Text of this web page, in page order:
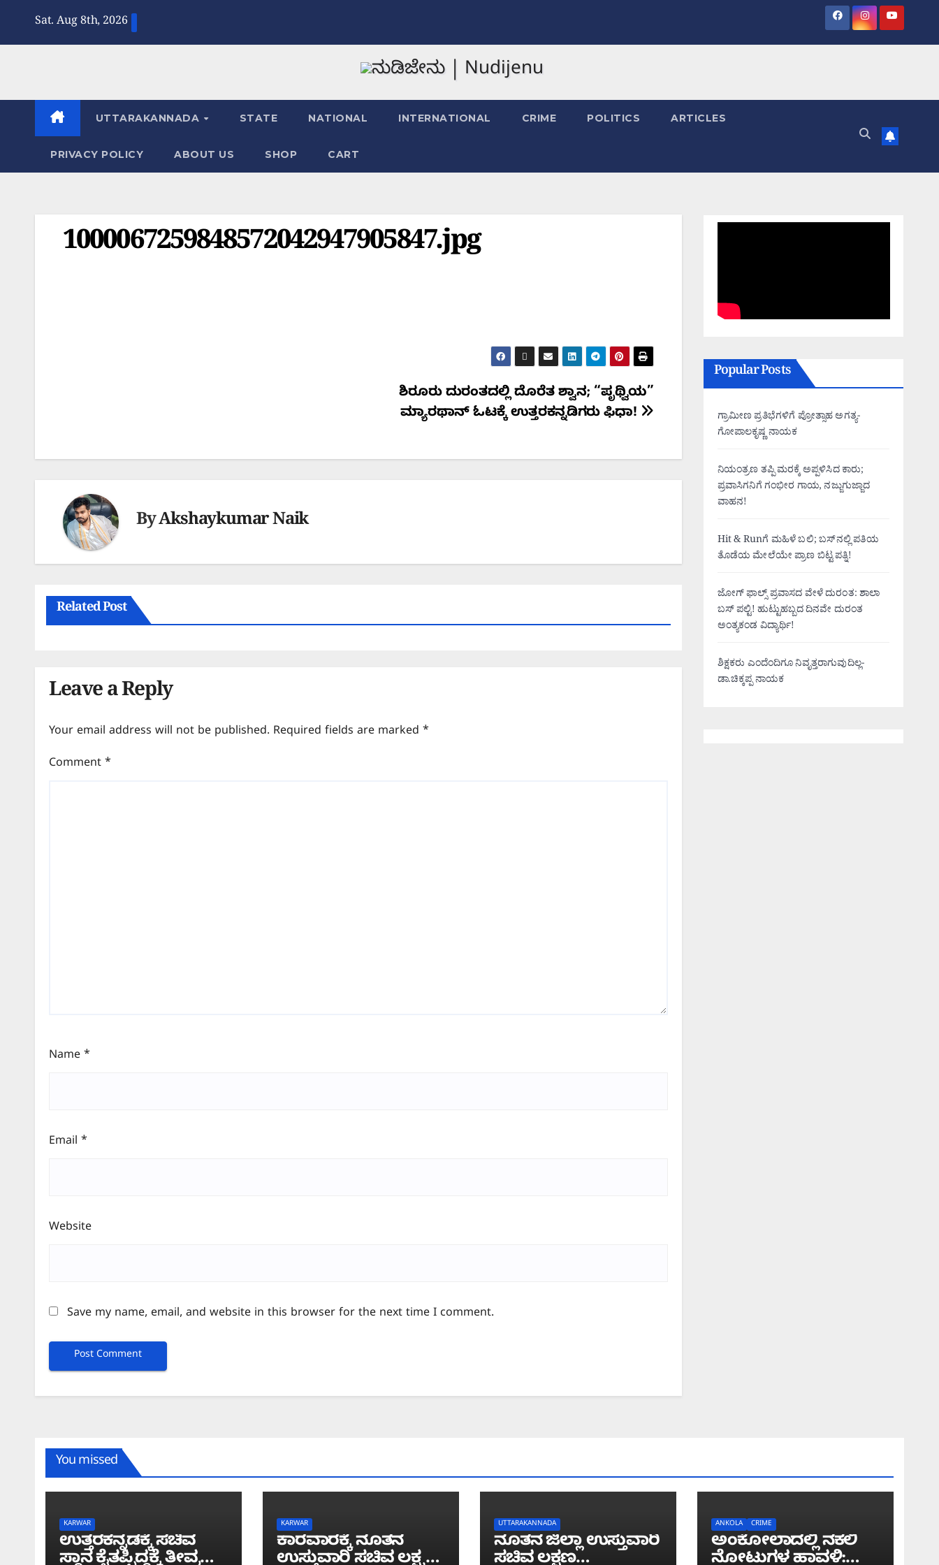
Sat. Aug 8th, 2026
UTTARAKANNADA STATE NATIONAL INTERNATIONAL CRIME POLITICS ARTICLES
PRIVACY POLICY ABOUT US SHOP CART
1000067259848572042947905847.jpg
ಶಿರೂರು ದುರಂತದಲ್ಲಿ ದೊರೆತ ಶ್ವಾನ; “ಪೃಥ್ವಿಯ”
ಮ್ಯಾರಥಾನ್ ಓಟಕ್ಕೆ ಉತ್ತರಕನ್ನಡಿಗರು ಫಿಧಾ!
ByAkshaykumar Naik
Related Post
Leave a Reply
Your email address will not be published. Required fields are marked *
Comment *
Name *
Email *
Website
Save my name, email, and website in this browser for the next time I comment.
Popular Posts
ಗ್ರಾಮೀಣ ಪ್ರತಿಭೆಗಳಿಗೆ ಪ್ರೋತ್ಸಾಹ ಅಗತ್ಯ-
ಗೋಪಾಲಕೃಷ್ಣ ನಾಯಕ
ನಿಯಂತ್ರಣ ತಪ್ಪಿ ಮರಕ್ಕೆ ಅಪ್ಪಳಿಸಿದ ಕಾರು;
ಪ್ರವಾಸಿಗನಿಗೆ ಗಂಭೀರ ಗಾಯ, ನಜ್ಜುಗುಜ್ಜಾದ
ವಾಹನ!
Hit & Runಗೆ ಮಹಿಳೆ ಬಲಿ; ಬಸ್‌ನಲ್ಲಿ ಪತಿಯ
ತೊಡೆಯ ಮೇಲೆಯೇ ಪ್ರಾಣ ಬಿಟ್ಟ ಪತ್ನಿ!
ಜೋಗ್ ಫಾಲ್ಸ್ ಪ್ರವಾಸದ ವೇಳೆ ದುರಂತ: ಶಾಲಾ
ಬಸ್ ಪಲ್ಟಿ! ಹುಟ್ಟುಹಬ್ಬದ ದಿನವೇ ದುರಂತ
ಅಂತ್ಯಕಂಡ ವಿದ್ಯಾರ್ಥಿ!
ಶಿಕ್ಷಕರು ಎಂದೆಂದಿಗೂ ನಿವೃತ್ತರಾಗುವುದಿಲ್ಲ-
ಡಾ.ಚಿಕ್ಕಪ್ಪ ನಾಯಕ
You missed
KARWAR
ಉತ್ತರಕನ್ನಡಕ್ಕೆ ಸಚಿವ
ಸ್ಥಾನ ಕೈತಪ್ಪಿದ್ದಕ್ಕೆ ತೀವ್ರ
KARWAR
ಕಾರವಾರಕ್ಕೆ ನೂತನ
ಉಸ್ತುವಾರಿ ಸಚಿವ ಲಕ್ಷ್ಮಣ
UTTARAKANNADA
ನೂತನ ಜಿಲ್ಲಾ ಉಸ್ತುವಾರಿ
ಸಚಿವ ಲಕ್ಷಣ
ANKOLA CRIME
ಅಂಕೋಲಾದಲ್ಲಿ ನಕಲಿ
ನೋಟುಗಳ ಹಾವಳಿ: